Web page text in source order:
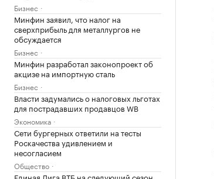
Бизнес
Минфин заявил, что налог на
сверхприбыль для металлургов не
обсуждается
Бизнес
Минфин разработал законопроект об
акцизе на импортную сталь
Бизнес
Власти задумались о налоговых льготах
для пострадавших продавцов WB
Экономика
Сети бургерных ответили на тесты
Роскачества удивлением и
несогласием
Общество
Единая Лига ВТБ на следующий сезон